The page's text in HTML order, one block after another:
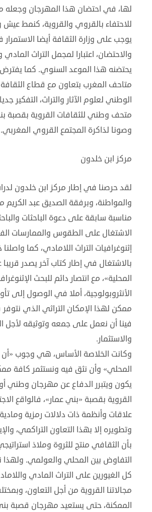
لها، في احتضان هذا المهرجان وجعله
للاحتفاء بالقروي والقروية، كنمط
يوجب على وزارة الثقافة أيضا
والاحتضان، اعتبارا لمجمل التراث
يحتضنه هذا الموعد السنوي. كما
متاحف المغرب بتعاون مع قطاع
الوطني لعلوم الآثار والتراث، التفكير
متحف وطني للثقافات القروية بقصبة
وصونا لذاكرة المجتمع القروي المغربي.
مركز ابن خلدون
لقد حرصنا في إطار مركز ابن خلدون
والمواطنة، وبرفقة الصديق عبد
مناسبة سابقة على دعوة الباحثات
الاشتغال على الطقوس والممارسات
إثنوغرافيات التراث اللامادي، كما واصلنا
بالاشتغال في إطار كتاب آخر يصدر
المحلية»، مع انتصار دائم للبحث
الأنثروبولوجية، أملا في الوصول إلى
ممكن لهذا الإمكان التراثي الذي
فينا أن نعمل على جمعه وتوثيقه لأجل
والاستثمار.
وكانت الخلاصة الأساس، هي وجوب «أن
المحلي» وأن نثق فيه ونستثمر كافة
يكون ويتبرر الدفاع عن مهرجان وطني
القروية بقصبة «بني عمار»، فالواقع
علاقات وأنظمة ذات دلالات رمزية
وتطويره إلا بهذا التعاون التراكمي،
بأن الثقافي منتج للثروة وملاذ
التفاوض بين المحلي والعولمي. ولهذا
كل الغيورين على التراث المادي
مجالاتنا القروية من أجل التعاون،
الممكنة، حتى يستعيد مهرجان قصبة